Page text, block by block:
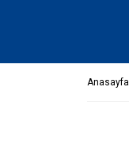
Anasayfa